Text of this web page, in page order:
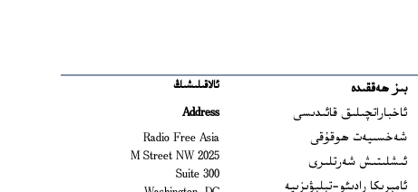
Opens
Opens
بىز ھەققىدە
ئاخباراتچىلىق قائىدىسى
شەخسىيەت ھوقۇقى
ئىشلىتىش شەرتلىرى
ئامېرىكا رادىئو-تېلېۋىزىيە
ئالاقىلىشىڭ
Address
Radio Free Asia
2025 M Street NW
Suite 300